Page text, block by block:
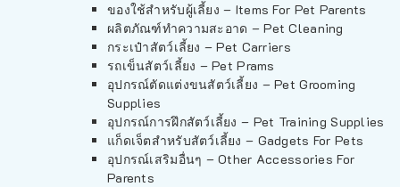
ของใช้สำหรับผู้เลี้ยง – Items For Pet Parents
ผลิตภัณฑ์ทำความสะอาด – Pet Cleaning
กระเป๋าสัตว์เลี้ยง – Pet Carriers
รถเข็นสัตว์เลี้ยง – Pet Prams
อุปกรณ์ตัดแต่งขนสัตว์เลี้ยง – Pet Grooming
Supplies
อุปกรณ์การฝึกสัตว์เลี้ยง – Pet Training Supplies
แก็ดเจ็ตสำหรับสัตว์เลี้ยง – Gadgets For Pets
อุปกรณ์เสริมอื่นๆ – Other Accessories For
Parents